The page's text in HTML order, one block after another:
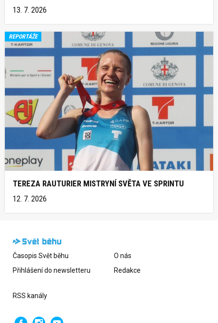
13. 7. 2026
REPORTÁŽE
TEREZA RAUTURIER MISTRYNÍ SVĚTA VE SPRINTU
12. 7. 2026
Časopis Svět běhu
Přihlášení do newsletteru
O nás
Redakce
RSS kanály